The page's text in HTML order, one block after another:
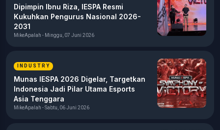
Dipimpin Ibnu Riza, IESPA Resmi
Kukuhkan Pengurus Nasional 2026-
2031
MikeApalah - Minggu, 07 Juni 2026
INDUSTRY
Munas IESPA 2026 Digelar, Targetkan
Indonesia Jadi Pilar Utama Esports
Asia Tenggara
MikeApalah - Sabtu, 06 Juni 2026